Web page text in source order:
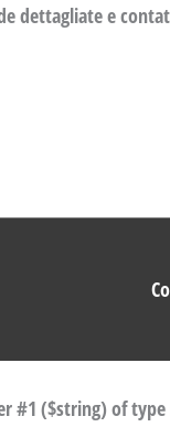
dettagliate e
#1 ($string) of